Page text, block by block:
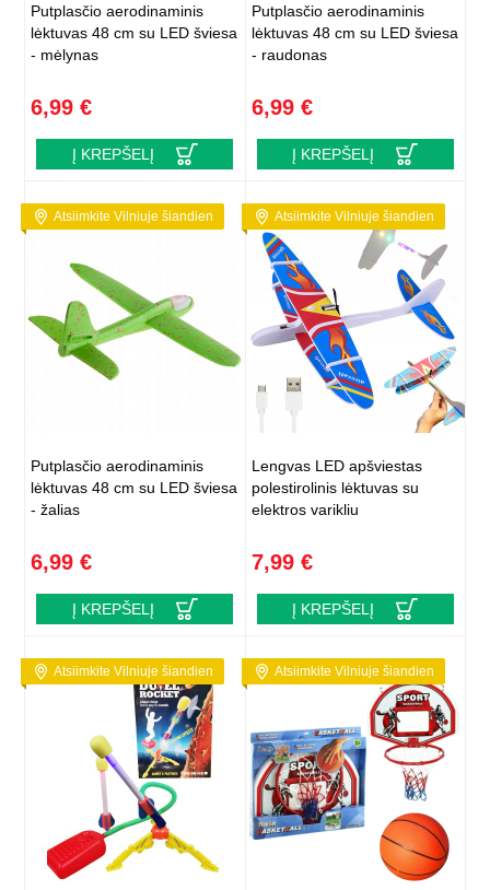
Putplasčio aerodinaminis
lėktuvas 48 cm su LED šviesa
- mėlynas
6,99 €
Į KREPŠELĮ
Putplasčio aerodinaminis
lėktuvas 48 cm su LED šviesa
- raudonas
6,99 €
Į KREPŠELĮ
Atsiimkite Vilniuje šiandien
Putplasčio aerodinaminis
lėktuvas 48 cm su LED šviesa
- žalias
6,99 €
Į KREPŠELĮ
Atsiimkite Vilniuje šiandien
Lengvas LED apšviestas
polestirolinis lėktuvas su
elektros varikliu
7,99 €
Į KREPŠELĮ
Atsiimkite Vilniuje šiandien Atsiimkite Vilniuje šiandien